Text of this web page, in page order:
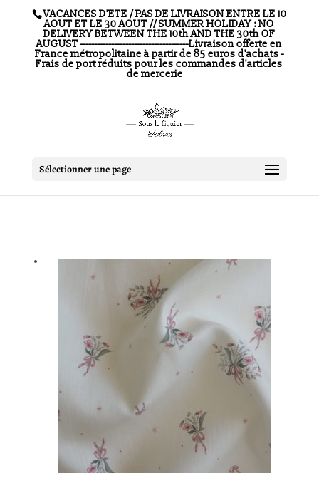
VACANCES D'ETE / PAS DE LIVRAISON ENTRE LE 10
AOUT ET LE 30 AOUT // SUMMER HOLIDAY : NO
DELIVERY BETWEEN THE 10th AND THE 30th OF
AUGUST --------------------------------------Livraison offerte en
France métropolitaine à partir de 85 euros d'achats -
Frais de port réduits pour les commandes d'articles
de mercerie
Sélectionner une page